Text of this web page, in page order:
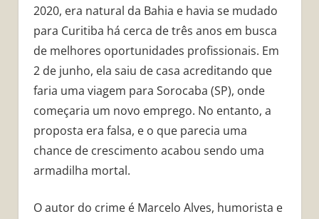
2020, era natural da Bahia e havia se mudado
para Curitiba há cerca de três anos em busca
de melhores oportunidades profissionais. Em
2 de junho, ela saiu de casa acreditando que
faria uma viagem para Sorocaba (SP), onde
começaria um novo emprego. No entanto, a
proposta era falsa, e o que parecia uma
chance de crescimento acabou sendo uma
armadilha mortal.
O autor do crime é Marcelo Alves, humorista e